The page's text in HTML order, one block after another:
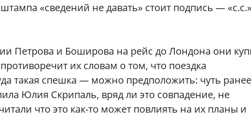
«сведений не давать» стоит подпись — «с.с.»
Петрова и Боширова на рейс до Лондона они
их словам о том, что поездка
такая спешка — можно предположить: чуть
Юлия Скрипаль, вряд ли это совпадение, не
что это как-то может повлиять на их планы и